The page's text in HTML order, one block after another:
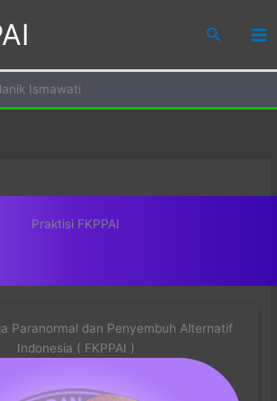
Search
Ismawati
Praktisi FKPPAI
Paranormal dan Penyembuh Alternatif
Indonesia ( FKPPAI )